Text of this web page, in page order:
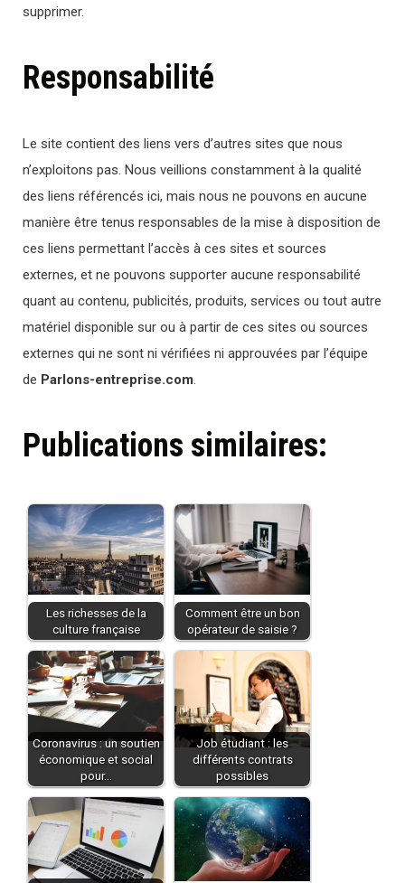
supprimer.
Responsabilité
Le site contient des liens vers d’autres sites que nous
n’exploitons pas. Nous veillions constamment à la qualité
des liens référencés ici, mais nous ne pouvons en aucune
manière être tenus responsables de la mise à disposition de
ces liens permettant l’accès à ces sites et sources
externes, et ne pouvons supporter aucune responsabilité
quant au contenu, publicités, produits, services ou tout autre
matériel disponible sur ou à partir de ces sites ou sources
externes qui ne sont ni vérifiées ni approuvées par l’équipe
de Parlons-entreprise.com
Publications similaires:
Les richesses de la
culture française
Comment être un bon
opérateur de saisie ?
Coronavirus : un soutien
économique et social
pour…
Job étudiant : les
différents contrats
possibles